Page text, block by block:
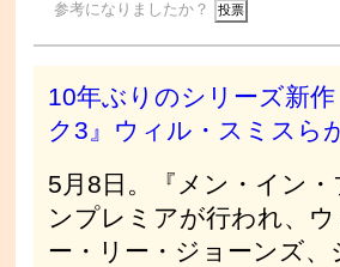
参考になりましたか？
10年ぶりのシリーズ新
ク3』ウィル・スミスら
5月8日。『メン・イン
ンプレミアが行われ、
ー・リー・ジョーンズ